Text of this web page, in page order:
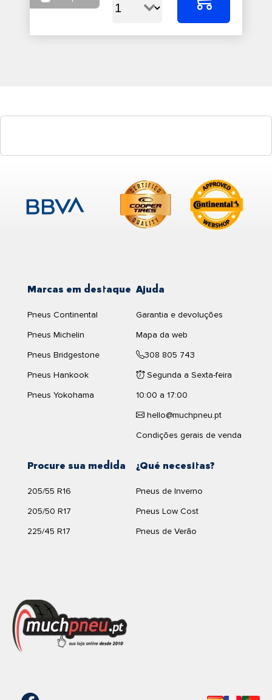
Marcas em destaque
Pneus Continental
Pneus Michelin
Pneus Bridgestone
Pneus Hankook
Pneus Yokohama
¿Qué necesitas?
Pneus de Inverno
Pneus Low Cost
Pneus de Verão
Procure sua medida
205/55 R16
205/50 R17
225/45 R17
Ajuda
Garantia e devoluções
Mapa da web
308 805 743
Segunda a Sexta-feira
10:00 a 17:00
hello@muchpneu.pt
Condições gerais de venda